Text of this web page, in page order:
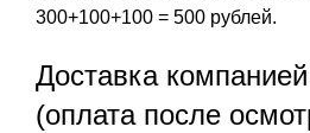
300+100+100 = 500 рублей.
Доставка
(оплата после